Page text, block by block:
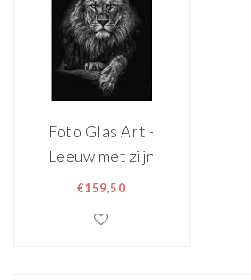
Foto Glas Art -
Leeuw met zijn
poten over
zwart/wit, prachtig
€159,50